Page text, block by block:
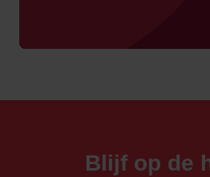
Blijf op de